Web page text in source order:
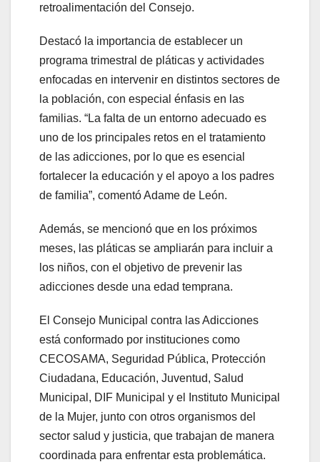
retroalimentación del Consejo.
Destacó la importancia de establecer un
programa trimestral de pláticas y actividades
enfocadas en intervenir en distintos sectores de
la población, con especial énfasis en las
familias. “La falta de un entorno adecuado es
uno de los principales retos en el tratamiento
de las adicciones, por lo que es esencial
fortalecer la educación y el apoyo a los padres
de familia”, comentó Adame de León.
Además, se mencionó que en los próximos
meses, las pláticas se ampliarán para incluir a
los niños, con el objetivo de prevenir las
adicciones desde una edad temprana.
El Consejo Municipal contra las Adicciones
está conformado por instituciones como
CECOSAMA, Seguridad Pública, Protección
Ciudadana, Educación, Juventud, Salud
Municipal, DIF Municipal y el Instituto Municipal
de la Mujer, junto con otros organismos del
sector salud y justicia, que trabajan de manera
coordinada para enfrentar esta problemática.